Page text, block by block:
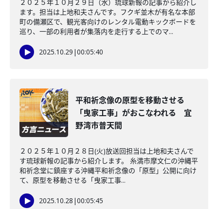
２０２５年１０月２９日（水）琉球新報の記事から紹介し
ます。担当は上地和夫さんです。フクギ並木が有名な本部
町の備瀬区で、観光客向けのレンタル電動キックボードを
巡り、一部の利用者が集落内を走行する上でのマ...
2025.10.29 |00:05:40
平和祈念像の原型を移動させる
「曳家工事」がおこなわれる 宜
野湾市普天間
２０２５年１０月２８日(火)放送回担当は上地和夫さんで
す琉球新報の記事から紹介します。 糸満市摩文仁の沖縄平
和祈念堂に鎮座する沖縄平和祈念像の「原型」公開に向け
て、原型を移動させる「曳家工事...
2025.10.28 |00:05:45